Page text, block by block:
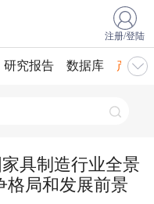
注册/登陆
研究报告 数据库 产业
具制造行业全景
格局和发展前景